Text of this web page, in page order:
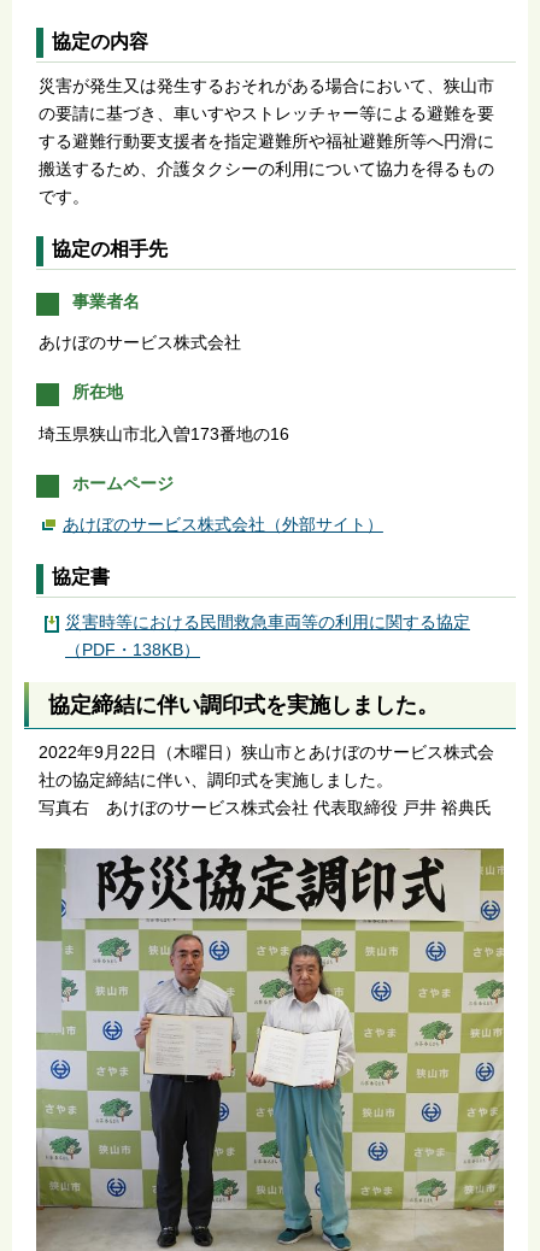
協定の内容
災害が発生又は発生するおそれがある場合において、狭山市
の要請に基づき、車いすやストレッチャー等による避難を要
する避難行動要支援者を指定避難所や福祉避難所等へ円滑に
搬送するため、介護タクシーの利用について協力を得るもの
です。
協定の相手先
事業者名
あけぼのサービス株式会社
所在地
埼玉県狭山市北入曽173番地の16
ホームページ
あけぼのサービス株式会社（外部サイト）
協定書
災害時等における民間救急車両等の利用に関する協定
（PDF・138KB）
協定締結に伴い調印式を実施しました。
2022年9月22日（木曜日）狭山市とあけぼのサービス株式会
社の協定締結に伴い、調印式を実施しました。
写真右 あけぼのサービス株式会社 代表取締役 戸井 裕典氏